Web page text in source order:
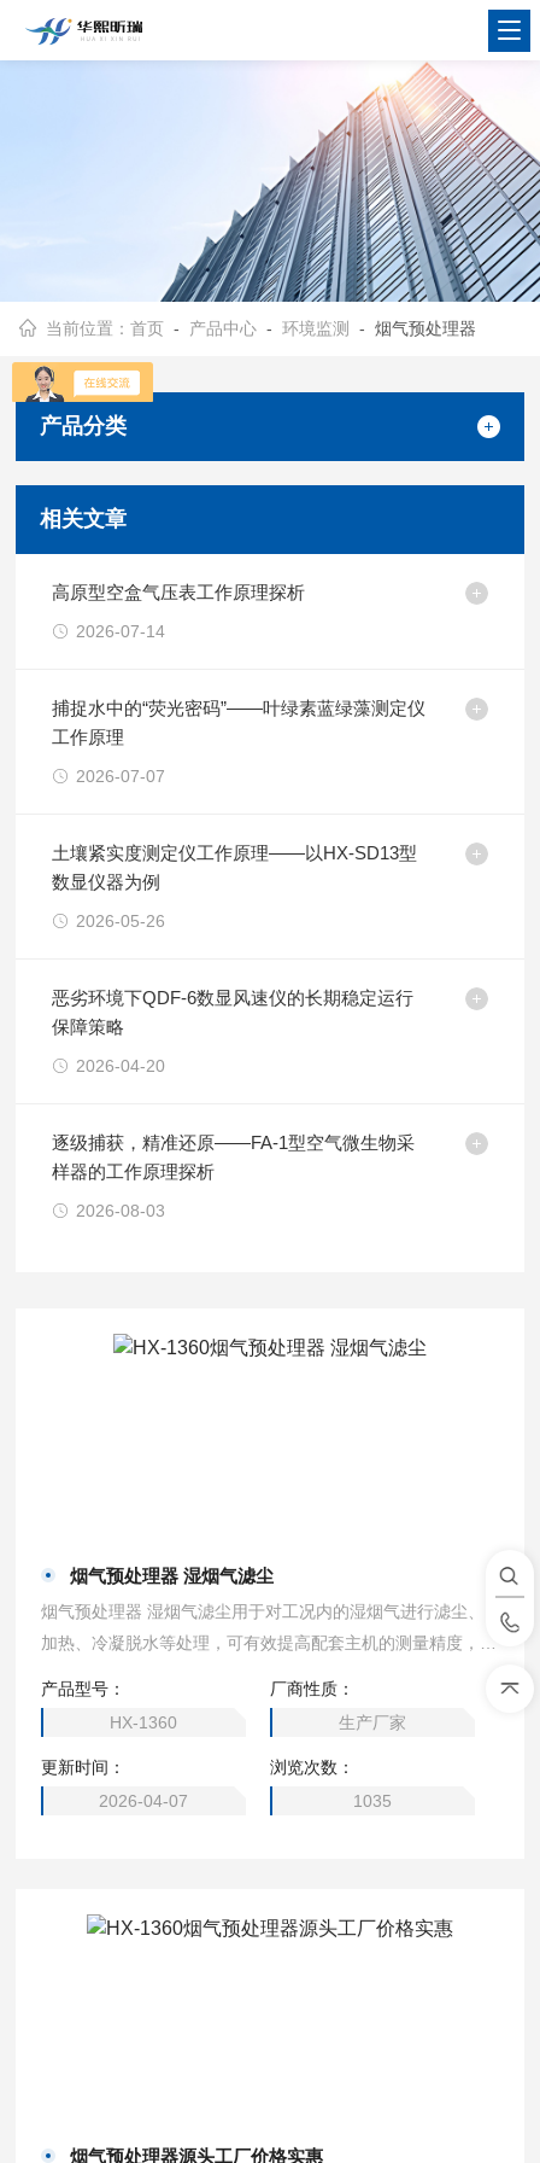
当前位置：首页 - 产品中心 -环境监测 - 烟气预处理器
产品分类
相关文章
高原型空盒气压表工作原理探析
2026-07-14
捕捉水中的“荧光密码”——叶绿素蓝绿藻测定仪
工作原理
2026-07-07
土壤紧实度测定仪工作原理——以HX-SD13型
数显仪器为例
2026-05-26
恶劣环境下QDF-6数显风速仪的长期稳定运行
保障策略
2026-04-20
逐级捕获，精准还原——FA-1型空气微生物采
样器的工作原理探析
2026-08-03
烟气预处理器 湿烟气滤尘
烟气预处理器 湿烟气滤尘用于对工况内的湿烟气进行滤尘、
加热、冷凝脱水等处理，可有效提高配套主机的测量精度，延
产品型号：
HX-1360
厂商性质：
生产厂家
更新时间：
2026-04-07
浏览次数：
1035
烟气预处理器源头工厂价格实惠